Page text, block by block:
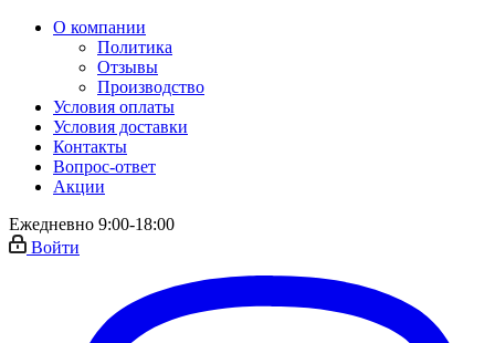
О компании
Политика
Отзывы
Производство
Условия оплаты
Условия доставки
Контакты
Вопрос-ответ
Акции
Ежедневно 9:00-18:00
Войти